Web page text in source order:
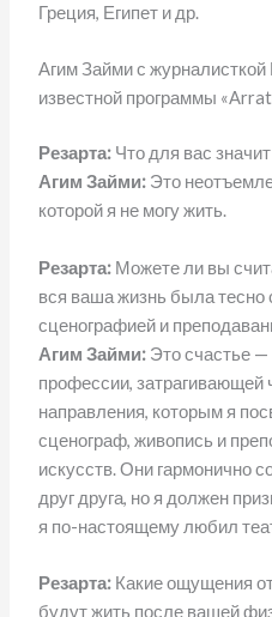
Греция, Египет и др.
Агим Займи с
известной программы
Резарта:Что для вас
Агим Займи: Это
которой я не могу жить.
Резарта: Можете ли вы
вся ваша жизнь была тесно
сценографией и
Агим Займи:Это счастье —
профессии, затрагивающей
направления, которым я
сценограф, живопись и
искусств. Они гармонично
друг друга, но я должен
я по-настоящему любил
Резарта: Какие ощущения
будут жить после вашей